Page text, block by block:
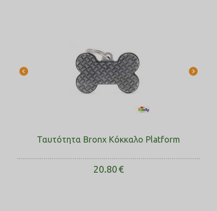
Ταυτότητα Bronx Κόκκαλο Platform
20.80€